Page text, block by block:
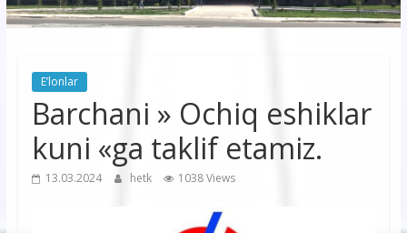
hududiy
korxonasi”
E’lonlar
Barchani » Ochiq eshiklar
kuni «ga taklif etamiz.
13.03.2024 hetk 1038 Views